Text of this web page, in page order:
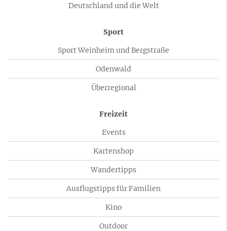
Deutschland und die Welt
Sport
Sport Weinheim und Bergstraße
Odenwald
Überregional
Freizeit
Events
Kartenshop
Wandertipps
Ausflugstipps für Familien
Kino
Outdoor